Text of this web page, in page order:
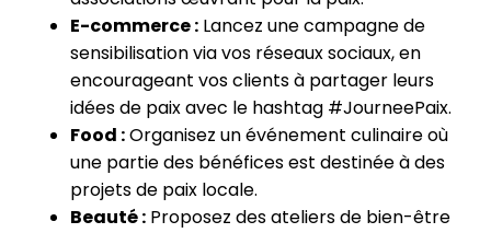
E-commerce : Lancez une campagne de
sensibilisation via vos réseaux sociaux, en
encourageant vos clients à partager leurs
idées de paix avec le hashtag #JourneePaix.
Food :Organisez un événement culinaire où
une partie des bénéfices est destinée à des
projets de paix locale.
Beauté : Proposez des ateliers de bien-être